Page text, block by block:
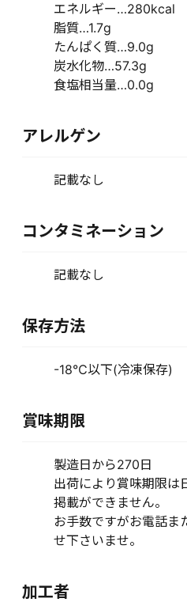
エネルギー…280kcal
脂質…1.7g
たんぱく質…9.0g
炭水化物…57.3g
食塩相当量…0.0g
アレルゲン
記載なし
コンタミネーション
記載なし
保存方法
-18℃以下(冷凍保存)
賞味期限
製造日から270日
出荷により賞味期限は
掲載ができません。
お手数ですがお電話ま
せ下さいませ。
加工者